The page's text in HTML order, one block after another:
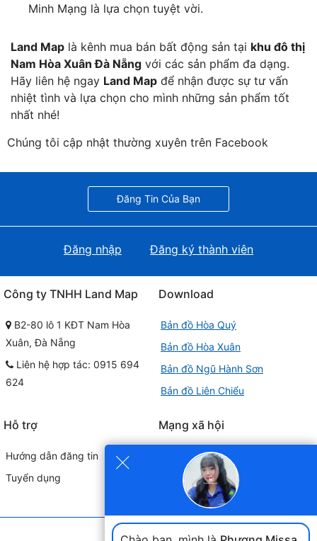
Minh Mạng là lựa chọn tuyệt vời.
Land Map là kênh mua bán bất động sản tại khu đô thị
Nam Hòa Xuân Đà Nẵng với các sản phẩm đa dạng.
Hãy liên hệ ngay Land Map để nhận được sự tư vấn
nhiệt tình và lựa chọn cho mình những sản phẩm tốt
nhất nhé!
Chúng tôi cập nhật thường xuyên trên Facebook
×
Đăng Tin Của Bạn
Đăng nhập Đăng ký thành viên
Công ty TNHH Land Map
B2-80 lô 1 KĐT Nam Hòa
Xuân, Đà Nẵng
Liên hệ hợp tác: 0915 694
624
Download
Bản đồ Hòa Quý
Bản đồ Hòa Xuân
Bản đồ Ngũ Hành Sơn
Bản đồ Liên Chiểu
Hỗ trợ
Hướng dẫn đăng tin
Tuyển dụng
Mạng xã hội